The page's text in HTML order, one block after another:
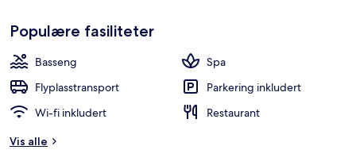
Populære fasiliteter
Basseng
Spa
Flyplasstransport
Parkering inkludert
Wi-fi inkludert
Restaurant
Vis alle